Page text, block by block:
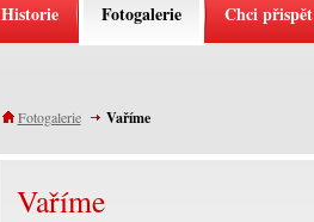
Historie Fotogalerie Chci přispět
Fotogalerie Vaříme
Vaříme